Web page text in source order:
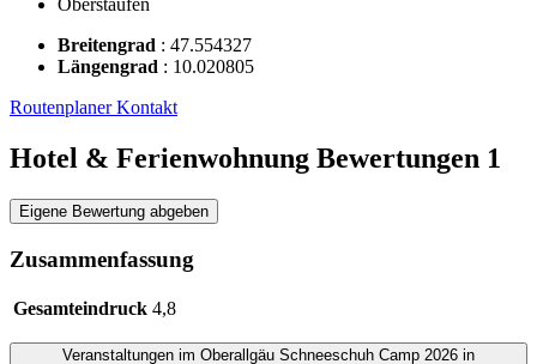
Oberstaufen
Breitengrad : 47.554327
Längengrad : 10.020805
RoutenplanerKontakt
Hotel & Ferienwohnung Bewertungen 1
Eigene Bewertung abgeben
Zusammenfassung
Gesamteindruck 4,8
Veranstaltungen im Oberallgäu Schneeschuh Camp 2026 in